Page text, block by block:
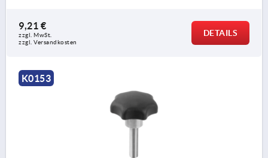
9,21 €
zzgl. MwSt.
zzgl. Versandkosten
DETAILS
K0153